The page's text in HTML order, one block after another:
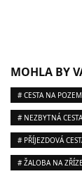
MOHLA BY
# CESTA NA
# NEZBYTNÁ
# PŘÍJEZDOVÁ
# ŽALOBA NA